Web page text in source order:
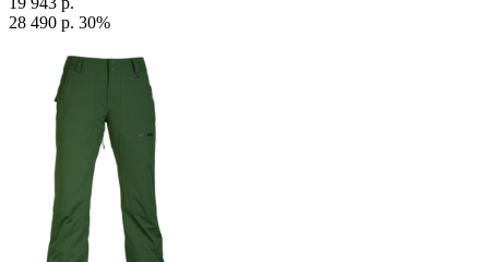
28 490 р. 30%